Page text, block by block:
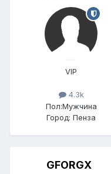
VIP
4.3k
Пол:Мужчина
Город: Пенза
GFORGX